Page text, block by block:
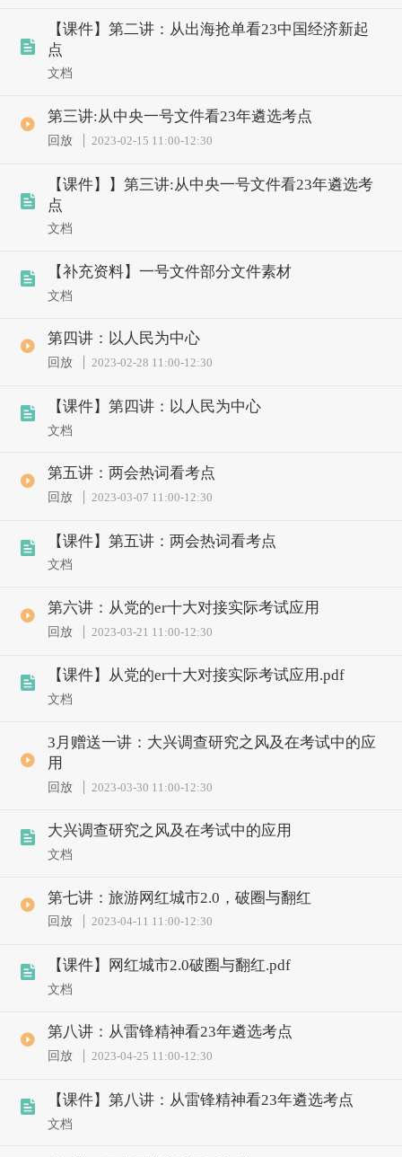
【课件】第二讲：从出海抢单看23中国经济新起
点
文档
第三讲:从中央一号文件看23年遴选考点
回放 2023-02-15 11:00-12:30
【课件】】第三讲:从中央一号文件看23年遴选考
点
文档
【补充资料】一号文件部分文件素材
文档
第四讲：以人民为中心
回放 2023-02-28 11:00-12:30
【课件】第四讲：以人民为中心
文档
第五讲：两会热词看考点
回放 2023-03-07 11:00-12:30
【课件】第五讲：两会热词看考点
文档
第六讲：从党的er十大对接实际考试应用
回放 2023-03-21 11:00-12:30
【课件】从党的er十大对接实际考试应用.pdf
文档
3月赠送一讲：大兴调查研究之风及在考试中的应
用
回放 2023-03-30 11:00-12:30
大兴调查研究之风及在考试中的应用
文档
第七讲：旅游网红城市2.0，破圈与翻红
回放 2023-04-11 11:00-12:30
【课件】网红城市2.0破圈与翻红.pdf
文档
第八讲：从雷锋精神看23年遴选考点
回放 2023-04-25 11:00-12:30
【课件】第八讲：从雷锋精神看23年遴选考点
文档